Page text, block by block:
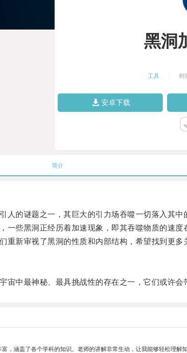
黑洞
工具 时
安卓下载
简介
的谜题之一，其巨大的引力场吞噬一切落入其中
些黑洞正经历着加速现象，即其吞噬物质的速度
新审视了黑洞的性质和内部结构，希望找到更多
中最神秘、最具挑战性的存在之一，它们或许会
，涵盖了各个学科的知识。老师的讲解非常生动，让我能够轻松理解知